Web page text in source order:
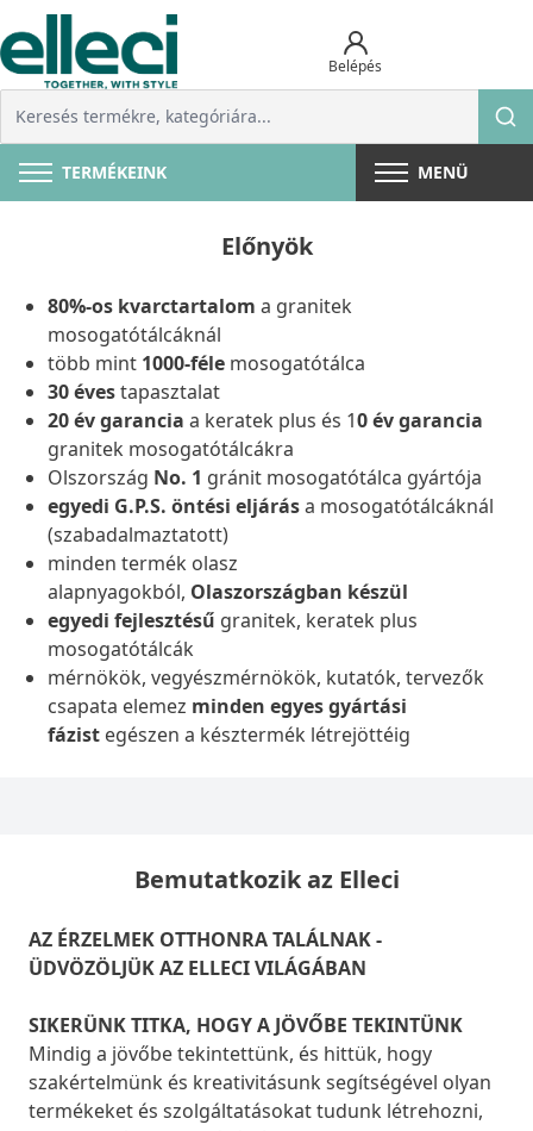
Belépés
TERMÉKEINK MENÜ
Előnyök
80%-os kvarctartalom a granitek
mosogatótálcáknál
több mint 1000-féle mosogatótálca
30 évestapasztalat
20 év garancia a keratek plus és 10 év garancia
granitek mosogatótálcákra
Olszország No. 1 gránit mosogatótálca gyártója
egyedi G.P.S. öntési eljárása mosogatótálcáknál
(szabadalmaztatott)
minden termék olasz
alapnyagokból, Olaszországban készül
egyedi fejlesztésű granitek, keratek plus
mosogatótálcák
mérnökök, vegyészmérnökök, kutatók, tervezők
csapata elemez minden egyes gyártási
fázist egészen a késztermék létrejöttéig
Bemutatkozik az Elleci
AZ ÉRZELMEK OTTHONRA TALÁLNAK -
ÜDVÖZÖLJÜK AZ ELLECI VILÁGÁBAN
SIKERÜNK TITKA, HOGY A JÖVŐBE TEKINTÜNK
Mindig a jövőbe tekintettünk, és hittük, hogy
szakértelmünk és kreativitásunk segítségével olyan
termékeket és szolgáltatásokat tudunk létrehozni,